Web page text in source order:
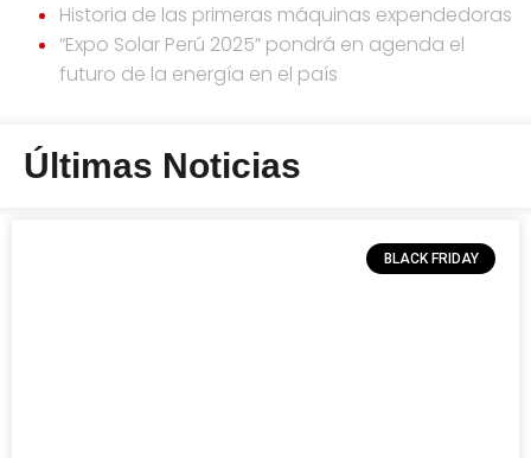
Historia de las primeras máquinas expendedoras
“Expo Solar Perú 2025” pondrá en agenda el
futuro de la energía en el país
Últimas Noticias
BLACK FRIDAY